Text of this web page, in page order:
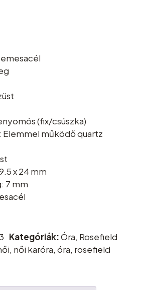
(fix/csúszka)
Elemmel működő quartz
x 24 mm
7 mm
Kategóriák:Óra, Rosefield
, női karóra, óra, rosefield